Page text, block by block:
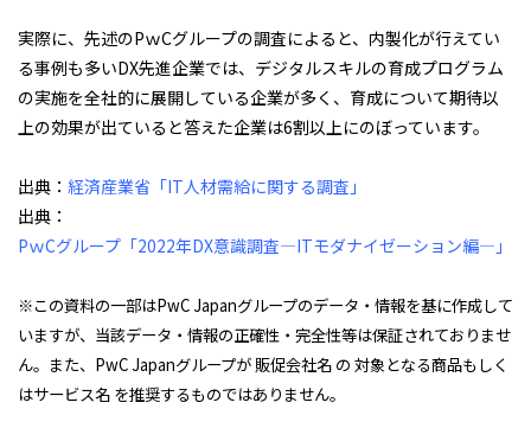
実際に、先述のPｗCグループの調査によると、内製化が行えてい
る事例も多いDX先進企業では、デジタルスキルの育成プログラム
の実施を全社的に展開している企業が多く、育成について期待以
上の効果が出ていると答えた企業は6割以上にのぼっています。
出典： 経済産業省「IT人材需給に関する調査」
出典：
PｗCグループ「2022年DX意識調査―ITモダナイゼーション編―」
※この資料の一部はPwC Japanグループのデータ・情報を基に作成して
いますが、当該データ・情報の正確性・完全性等は保証されておりませ
ん。また、PwC Japanグループが 販促会社名 の 対象となる商品もしく
はサービス名 を推奨するものではありません。